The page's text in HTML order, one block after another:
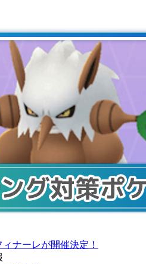
ナーレが開催決定！